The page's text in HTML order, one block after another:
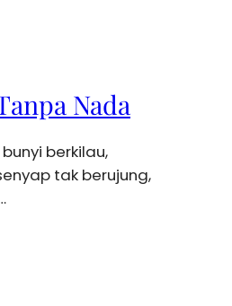
Nada
berkilau,
tak berujung,